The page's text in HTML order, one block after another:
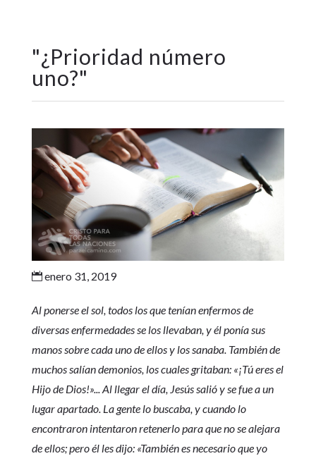
"¿Prioridad número
uno?"
enero 31, 2019
Al ponerse el sol, todos los que tenían enfermos de
diversas enfermedades se los llevaban, y él ponía sus
manos sobre cada uno de ellos y los sanaba. También de
muchos salían demonios, los cuales gritaban: «¡Tú eres el
Hijo de Dios!»... Al llegar el día, Jesús salió y se fue a un
lugar apartado. La gente lo buscaba, y cuando lo
encontraron intentaron retenerlo para que no se alejara
de ellos; pero él les dijo: «También es necesario que yo